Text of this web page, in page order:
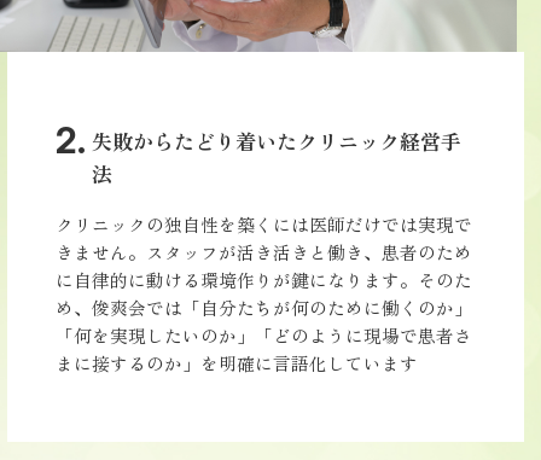
失敗からたどり着いたクリニック経営手
法
クリニックの独自性を築くには医師だけでは実現で
きません。スタッフが活き活きと働き、患者のため
に自律的に動ける環境作りが鍵になります。そのた
め、俊爽会では「自分たちが何のために働くのか」
「何を実現したいのか」「どのように現場で患者さ
まに接するのか」を明確に言語化しています